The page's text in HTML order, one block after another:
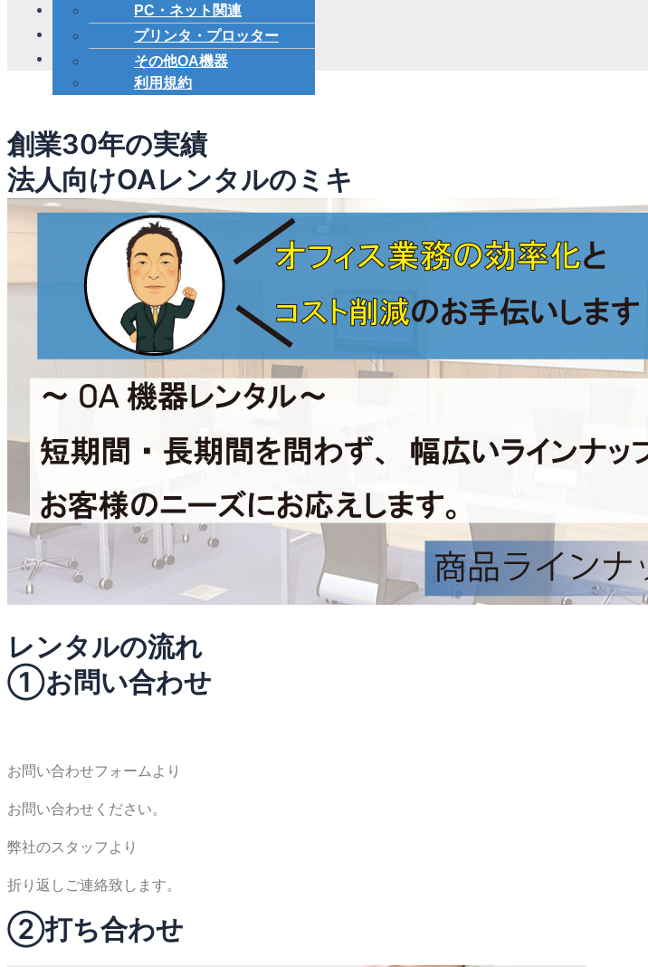
PC・ネット関連
プリンタ・プロッター
その他OA機器
搬入設置料金
会社概要
お問い合わせ
利用規約
創業30年の実績
法人向けOAレンタルのミキ
レンタルの流れ
①お問い合わせ
お問い合わせフォームより
お問い合わせください。
弊社のスタッフより
折り返しご連絡致します。
②打ち合わせ